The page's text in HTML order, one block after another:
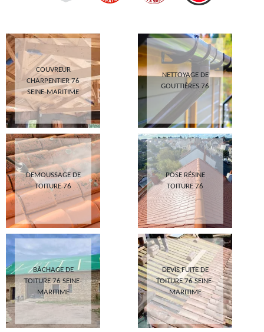
COUVREUR
CHARPENTIER 76
SEINE-MARITIME
NETTOYAGE DE
GOUTTIÈRES 76
DEMOUSSAGE DE
TOITURE 76
POSE RÉSINE
TOITURE 76
BÂCHAGE DE
TOITURE 76 SEINE-
MARITIME
DEVIS FUITE DE
TOITURE 76 SEINE-
MARITIME